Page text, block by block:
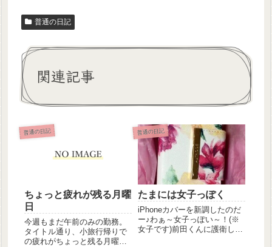
普通の日記
関連記事
普通の日記
ちょっと疲れが残る月曜
日
今週もまだ午前のみの勤務。
タイトル通り、小旅行帰りで
の疲れがちょっと残る月曜日
普通の日記
たまには女子っぽく
iPhoneカバーを新調したのだ
ー♪わぁ～女子っぽい～！(※
女子です)前田くんに護衛して